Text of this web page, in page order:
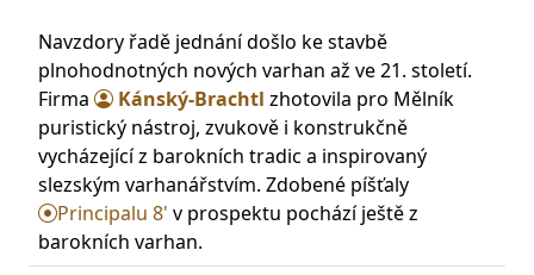
Navzdory řadě jednání došlo ke stavbě
plnohodnotných nových varhan až ve 21. století.
Firma
Kánský-Brachtl zhotovila pro Mělník
puristický nástroj, zvukově i konstrukčně
vycházející z barokních tradic a inspirovaný
slezským varhanářstvím. Zdobené píšťaly
Principalu 8' v prospektu pochází ještě z
barokních varhan.